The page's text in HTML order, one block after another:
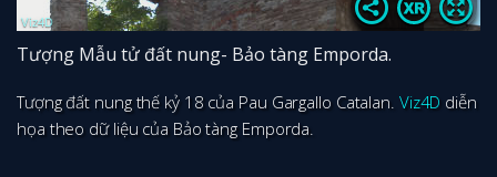
Tượng Mẫu tử đất nung- Bảo tàng Emporda.
Tượng đất nung thế kỷ 18 của Pau Gargallo Catalan. Viz4D diễn
họa theo dữ liệu của Bảo tàng Emporda.